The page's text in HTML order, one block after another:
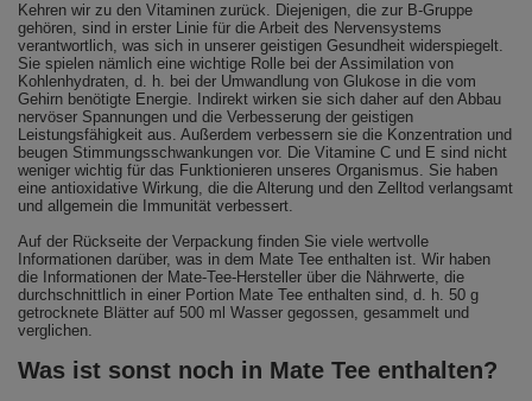
Kehren wir zu den Vitaminen zurück. Diejenigen, die zur B-Gruppe
gehören, sind in erster Linie für die Arbeit des Nervensystems
verantwortlich, was sich in unserer geistigen Gesundheit widerspiegelt.
Sie spielen nämlich eine wichtige Rolle bei der Assimilation von
Kohlenhydraten, d. h. bei der Umwandlung von Glukose in die vom
Gehirn benötigte Energie. Indirekt wirken sie sich daher auf den Abbau
nervöser Spannungen und die Verbesserung der geistigen
Leistungsfähigkeit aus. Außerdem verbessern sie die Konzentration und
beugen Stimmungsschwankungen vor. Die Vitamine C und E sind nicht
weniger wichtig für das Funktionieren unseres Organismus. Sie haben
eine antioxidative Wirkung, die die Alterung und den Zelltod verlangsamt
und allgemein die Immunität verbessert.
Auf der Rückseite der Verpackung finden Sie viele wertvolle
Informationen darüber, was in dem Mate Tee enthalten ist. Wir haben
die Informationen der Mate-Tee-Hersteller über die Nährwerte, die
durchschnittlich in einer Portion Mate Tee enthalten sind, d. h. 50 g
getrocknete Blätter auf 500 ml Wasser gegossen, gesammelt und
verglichen.
Was ist sonst noch in Mate Tee enthalten?